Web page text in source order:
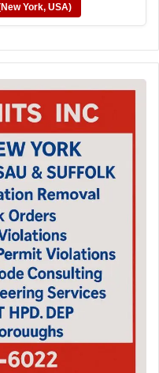
York, USA)